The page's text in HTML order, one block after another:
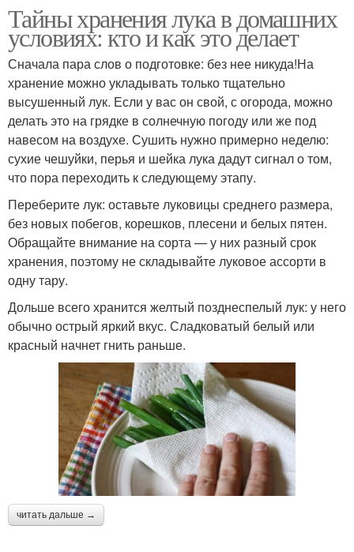
Тайны хранения лука в домашних
условиях: кто и как это делает
Сначала пара слов о подготовке: без нее никуда!На
хранение можно укладывать только тщательно
высушенный лук. Если у вас он свой, с огорода, можно
делать это на грядке в солнечную погоду или же под
навесом на воздухе. Сушить нужно примерно неделю:
сухие чешуйки, перья и шейка лука дадут сигнал о том,
что пора переходить к следующему этапу.
Переберите лук: оставьте луковицы среднего размера,
без новых побегов, корешков, плесени и белых пятен.
Обращайте внимание на сорта — у них разный срок
хранения, поэтому не складывайте луковое ассорти в
одну тару.
Дольше всего хранится желтый позднеспелый лук: у него
обычно острый яркий вкус. Сладковатый белый или
красный начнет гнить раньше.
читать дальше →